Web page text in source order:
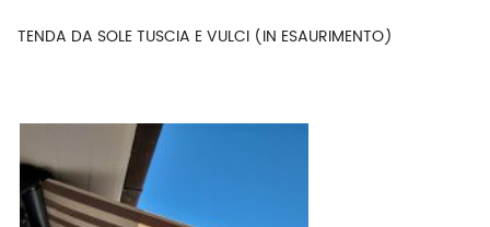
CAMPIONE BOX DOCCIA ANGOLARE CM L 43 X 43 X 48 H
120,00 € Confronta
TENDA DA SOLE TBQ